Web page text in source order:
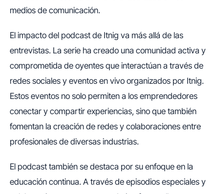
medios de comunicación.
El impacto del podcast de Itnig va más allá de las
entrevistas. La serie ha creado una comunidad activa y
comprometida de oyentes que interactúan a través de
redes sociales y eventos en vivo organizados por Itnig.
Estos eventos no solo permiten a los emprendedores
conectar y compartir experiencias, sino que también
fomentan la creación de redes y colaboraciones entre
profesionales de diversas industrias.
El podcast también se destaca por su enfoque en la
educación continua. A través de episodios especiales y